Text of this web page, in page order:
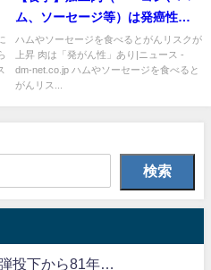
ム、ソーセージ等）は発癌性だ
から食べちゃダメ 本当か？
ハムやソーセージを食べるとがんリスクが
上昇 肉は「発がん性」あり|ニュース -
dm-net.co.jp ハムやソーセージを食べると
がんリス...
検索
投下から81年…